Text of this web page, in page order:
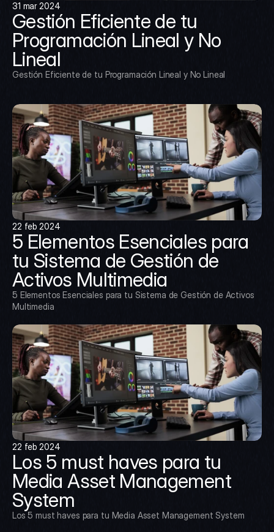
31 mar 2024
Gestión Eficiente de tu
Programación Lineal y No
Lineal
Gestión Eficiente de tu Programación Lineal y No Lineal
22 feb 2024
5 Elementos Esenciales para
tu Sistema de Gestión de
Activos Multimedia
5 Elementos Esenciales para tu Sistema de Gestión de Activos
Multimedia
22 feb 2024
Los 5 must haves para tu
Media Asset Management
System
Los 5 must haves para tu Media Asset Management System